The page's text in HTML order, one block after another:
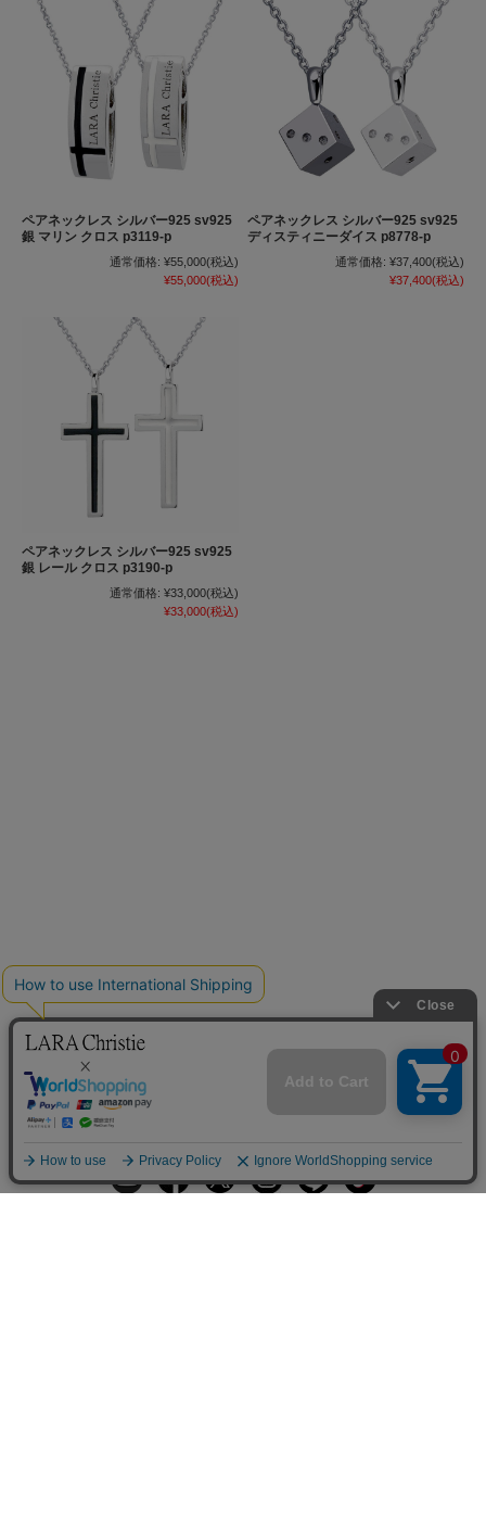
ペアネックレス シルバー925 sv925
銀 マリン クロス p3119-p
通常価格: ¥55,000(税込)
¥55,000(税込)
ペアネックレス シルバー925 sv925
ディスティニーダイス p8778-p
通常価格: ¥37,400(税込)
¥37,400(税込)
ペアネックレス シルバー925 sv925
銀 レール クロス p3190-p
通常価格: ¥33,000(税込)
¥33,000(税込)